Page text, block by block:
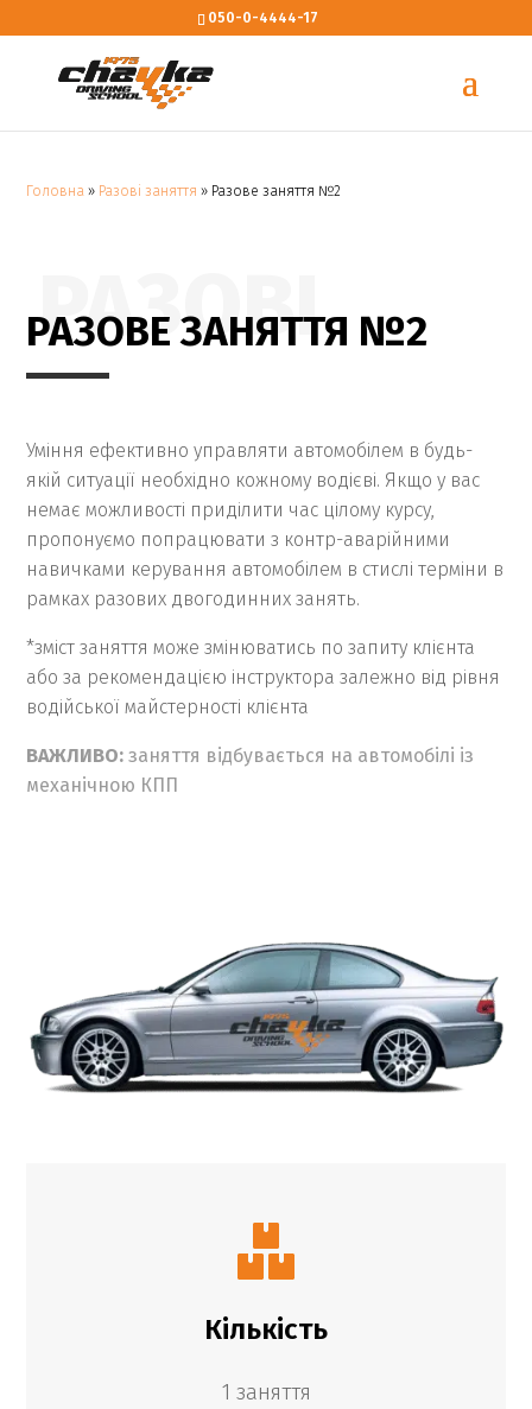
050-0-4444-17
Головна » Разові заняття » Разове заняття №2
РАЗОВІ
РАЗОВЕ ЗАНЯТТЯ №2
Уміння ефективно управляти автомобілем в будь-
якій ситуації необхідно кожному водієві. Якщо у вас
немає можливості приділити час цілому курсу,
пропонуємо попрацювати з контр-аварійними
навичками керування автомобілем в стислі терміни в
рамках разових двогодинних занять.
*зміст заняття може змінюватись по запиту клієнта
або за рекомендацією інструктора залежно від рівня
водійської майстерності клієнта
ВАЖЛИВО: заняття відбувається на автомобілі із
механічною КПП
Кількість
1 заняття